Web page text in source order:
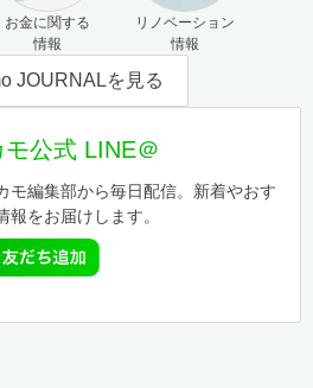
お金に関する
情報
リノベーション
情報
JOURNALを見る
モ公式 LINE＠
モ編集部から毎日配信。新着やおす
報をお届けします。